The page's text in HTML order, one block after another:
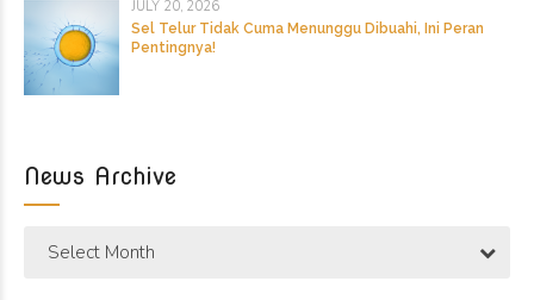
JULY 20, 2026
Sel Telur Tidak Cuma Menunggu Dibuahi, Ini Peran
Pentingnya!
News Archive
Select Month